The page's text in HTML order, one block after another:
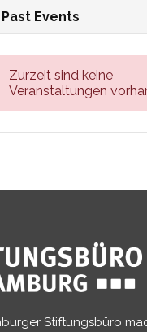
Past Events
Zurzeit sind keine
Veranstaltungen
Stiftungsbüro